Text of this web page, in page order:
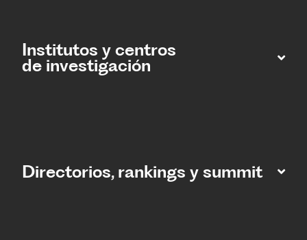
Institutos y centros
de investigación
Directorios, rankings y summit